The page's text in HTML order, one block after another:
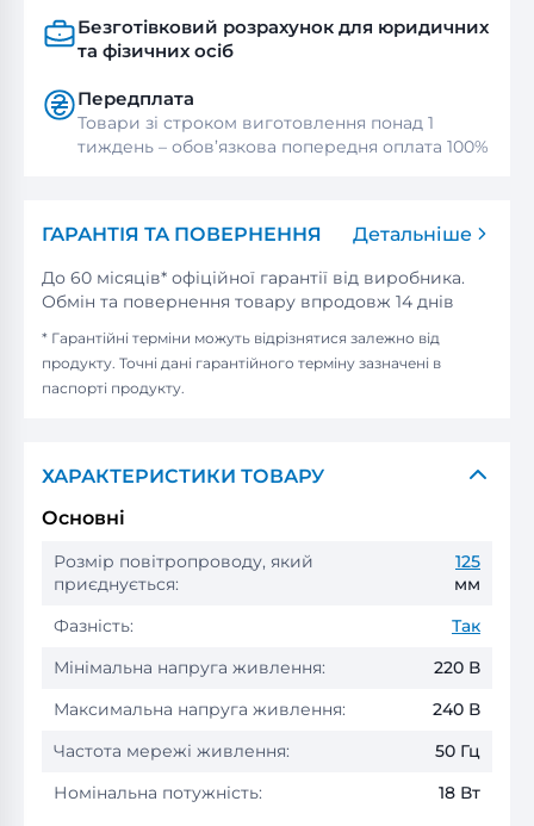
Безготівковий розрахунок для юридичних
та фізичних осіб
Передплата
Товари зі строком виготовлення понад 1
тиждень – обов’язкова попередня оплата 100%
ГАРАНТІЯ ТА ПОВЕРНЕННЯ Детальніше
До 60 місяців* офіційної гарантії від виробника.
Обмін та повернення товару впродовж 14 днів
* Гарантійні терміни можуть відрізнятися залежно від
продукту. Точні дані гарантійного терміну зазначені в
паспорті продукту.
ХАРАКТЕРИСТИКИ ТОВАРУ
Основні
Розмір повітропроводу, який
приєднується:
125
мм
Фазність:
Так
Мінімальна напруга живлення:
220 В
Максимальна напруга живлення:
240 В
Частота мережі живлення:
50 Гц
Номінальна потужність:
18 Вт